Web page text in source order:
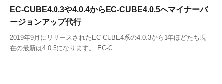
EC-CUBE4.0.3や4.0.4からEC-CUBE4.0.5へマイナーバ
ージョンアップ代行
2019年9月にリリースされたEC-CUBE4系の4.0.3から1年ほどたち現
在の最新は4.0.5になります。 EC-C…